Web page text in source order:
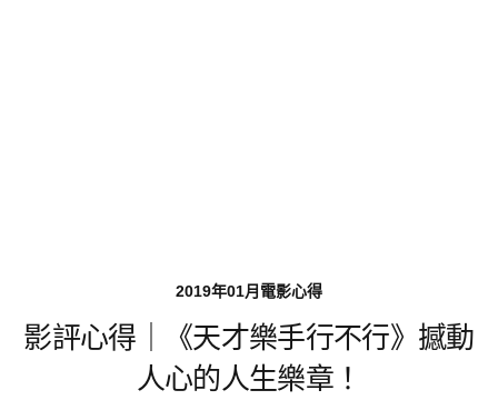
2019年01月電影心得
影評心得｜《天才樂手行不行》撼動
人心的人生樂章！